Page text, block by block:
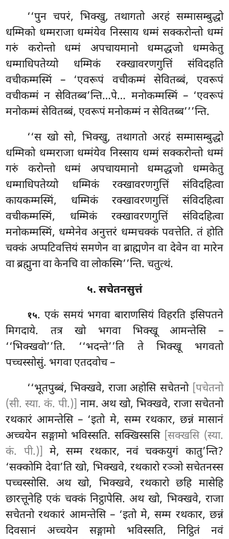
‘‘पुन चपरं, भिक्खु, तथागतो अरहं सम्मासम्बुद्धो
धम्मिको धम्मराजा धम्मंयेव निस्साय धम्मं सक्करोन्तो धम्मं
गरुं करोन्तो धम्मं अपचायमानो धम्मद्धजो धम्मकेतु
धम्माधिपतेय्यो धम्मिकं रक्खावरणगुत्तिं संविदहति
वचीकम्मस्मिं – ‘एवरूपं वचीकम्मं सेवितब्बं, एवरूपं
वचीकम्मं न सेवितब्ब’न्ति…पे… मनोकम्मस्मिं – ‘एवरूपं
मनोकम्मं सेवितब्बं, एवरूपं मनोकम्मं न सेवितब्ब’’’न्ति.
‘‘सखो सो, भिक्खु, तथागतो अरहं सम्मासम्बुद्धो
धम्मिको धम्मराजा धम्मंयेव निस्साय धम्मं सक्करोन्तो धम्मं
गरुं करोन्तो धम्मं अपचायमानो धम्मद्धजो धम्मकेतु
धम्माधिपतेय्यो धम्मिकं रक्खावरणगुत्तिं संविदहित्वा
कायकम्मस्मिं, धम्मिकं रक्खावरणगुत्तिं संविदहित्वा
वचीकम्मस्मिं, धम्मिकं रक्खावरणगुत्तिं संविदहित्वा
मनोकम्मस्मिं, धम्मेनेव अनुत्तरं धम्मचक्कं पवत्तेति. तं होति
चक्कं अप्पटिवत्तियं समणेन वा ब्राह्मणेन वा देवेन वा मारेन
वा ब्रह्मुना वा केनचि वा लोकस्मि’’न्ति. चतुत्थं.
५. सचेतनसुत्तं
१५. एकं समयं भगवा बाराणसियं विहरति इसिपतने
मिगदाये. तत्र खो भगवा भिक्खू आमन्तेसि –
‘‘भिक्खवो’’ति. ‘‘भदन्ते’’ति तेभिक्खू भगवतो
पच्चस्सोसुं. भगवा एतदवोच –
‘‘भूतपुब्बं, भिक्खवे, राजा अहोसि सचेतनो [पचेतनो
(सी. स्या. कं. पी.)] नाम. अथ खो, भिक्खवे, राजा सचेतनो
रथकारं आमन्तेसि – ‘इतो मे, सम्म रथकार, छन्नं मासानं
अच्चयेन सङ्गामो भविस्सति. सक्खिस्ससि [सक्खसि (स्या.
कं. पी.)] मे, सम्म रथकार, नवं चक्कयुगं कातु’न्ति?
‘सक्कोमि देवा’ति खो, भिक्खवे, रथकारो रञ्ञो सचेतनस्स
पच्चस्सोसि. अथ खो, भिक्खवे, रथकारो छहि मासेहि
छारत्तूनेहि एकं चक्कं निट्ठापेसि. अथ खो, भिक्खवे, राजा
सचेतनो रथकारं आमन्तेसि – ‘इतो मे, सम्म रथकार, छन्नं
दिवसानं अच्चयेन सङ्गामो भविस्सति, निट्ठितं नवं